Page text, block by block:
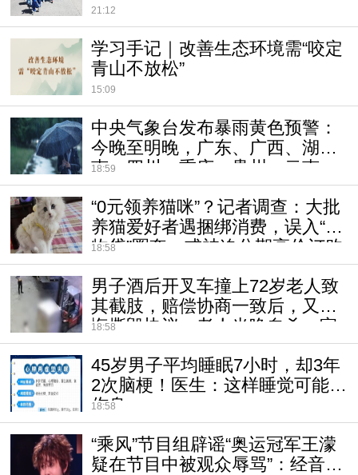
21:12
学习手记｜改善生态环境需“咬定
青山不放松”
15:09
中央气象台发布暴雨黄色预警：
今晚至明晚，广东、广西、湖
南、四川、重庆、贵州、云南、
江西、福建、浙江等地部分地区
有大到暴雨
18:59
“0元领养猫咪”？记者调查：大批
养猫爱好者遇捆绑消费，误入“宠
物贷”圈套，或被迫分期高价订购
宠物粮，或领养带病幼猫
18:58
男子酒后开叉车撞上72岁老人致
其截肢，赔偿协商一致后，又反
悔撕毁协议，老人当晚自杀，家
属索赔，法院：赔偿18万余元，
判有期徒刑1年
18:58
45岁男子平均睡眠7小时，却3年
2次脑梗！医生：这样睡觉可能更
伤身
18:58
“乘风”节目组辟谣“奥运冠军王濛
疑在节目中被观众辱骂”：经音频